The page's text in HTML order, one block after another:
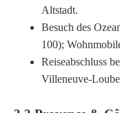
Altstadt.
Besuch des
100);
Reiseabschluss
Villeneuve-